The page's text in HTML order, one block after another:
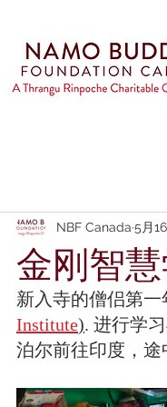
金刚智
NBF Canada 5月
新入寺的僧侣第一
Institute). 进行学
泊尔前往印度，